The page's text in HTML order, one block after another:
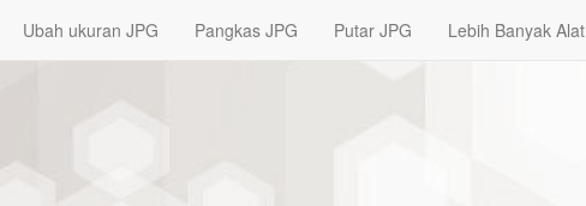
Ubah ukuran JPG Pangkas JPG Putar JPG Lebih Banyak Alat